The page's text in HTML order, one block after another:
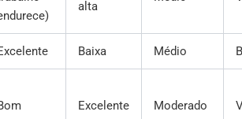
alta
Baixa Médio
Excelente Moderado